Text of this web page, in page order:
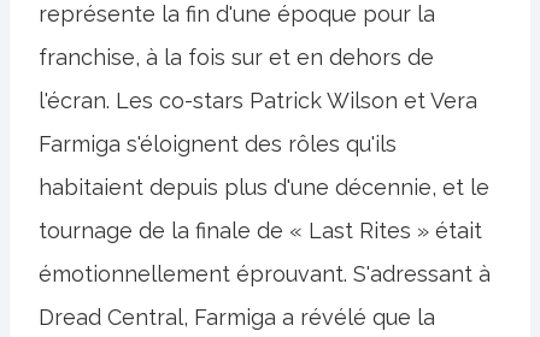
représente la fin d'une époque pour la
franchise, à la fois sur et en dehors de
l'écran. Les co-stars Patrick Wilson et Vera
Farmiga s'éloignent des rôles qu'ils
habitaient depuis plus d'une décennie, et le
tournage de la finale de « Last Rites » était
émotionnellement éprouvant. S'adressant à
Dread Central, Farmiga a révélé que la